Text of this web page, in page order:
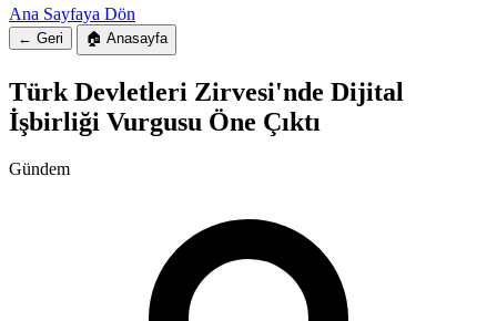
Ana Sayfaya Dön
← Geri 🏠 Anasayfa
Türk Devletleri Zirvesi'nde Dijital
İşbirliği Vurgusu Öne Çıktı
Gündem